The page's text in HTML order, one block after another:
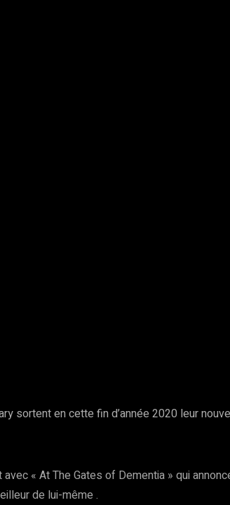
sortent en cette fin d’année 2020 leur
« At The Gates of Dementia » qui
de lui-même .